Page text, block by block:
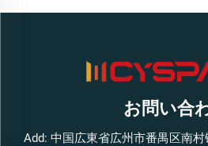
お問い合
Add: 中国広東省広州市番禺区南